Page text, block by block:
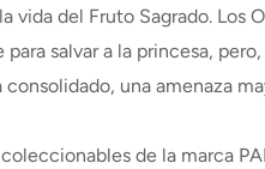
vida del Fruto Sagrado. Los
salvar a la princesa,
una amenaza
de la marca